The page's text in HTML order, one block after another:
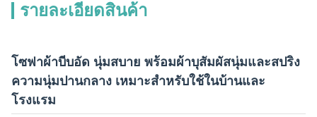
รายละเอียดสินค้า
โซฟาผ้าบีบอัด นุ่มสบาย พร้อมผ้าบุสัมผัสนุ่มและสปริง
ความนุ่มปานกลาง เหมาะสำหรับใช้ในบ้านและ
โรงแรม